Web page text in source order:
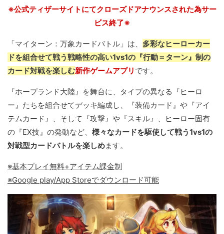
※公式ティザーサイトにてクローズドアナウンスされた為サー
ビス終了※
「マイターン：万象カードバトル」は、 多彩なヒーローカー
ドを組合せて戦う戦略性の高い1vs1の『行動＝ターン』制の
カード対戦を楽しむ新作ゲームアプリ です。
『ホープランド大陸』を舞台に、タイプの異なる『ヒーロ
ー』たちを組合せてデッキ編成し、『装備カード』や『アイ
テムカード』、そして『攻撃』や『スキル』、ヒーロー固有
の『EX技』の発動など、 様々なカードを駆使して戦う1vs1の
対戦型カードバトルを楽しめます。
※基本プレイ無料+アイテム課金制
※Google play/App Storeでダウンロード可能